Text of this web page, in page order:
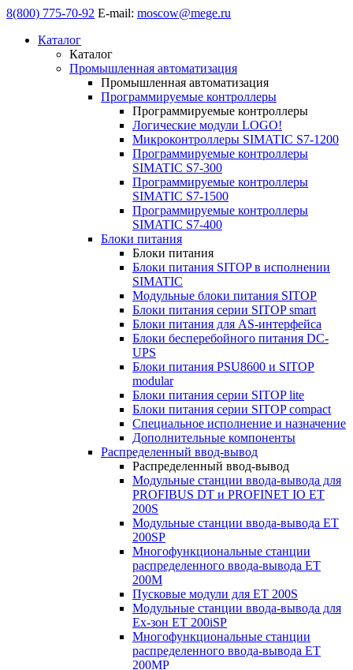
8(800) 775-70-92 E-mail: moscow@mege.ru
Каталог
Каталог
Промышленная автоматизация
Промышленная автоматизация
Программируемые контроллеры
Программируемые контроллеры
Логические модули LOGO!
Микроконтроллеры SIMATIC S7-1200
Программируемые контроллеры
SIMATIC S7-300
Программируемые контроллеры
SIMATIC S7-1500
Программируемые контроллеры
SIMATIC S7-400
Блоки питания
Блоки питания
Блоки питания SITOP в исполнении
SIMATIC
Модульные блоки питания SITOP
Блоки питания серии SITOP smart
Блоки питания для AS-интерфейса
Блоки бесперебойного питания DC-
UPS
Блоки питания PSU8600 и SITOP
modular
Блоки питания серии SITOP lite
Блоки питания серии SITOP compact
Специальное исполнение и назначение
Дополнительные компоненты
Распределенный ввод-вывод
Распределенный ввод-вывод
Модульные станции ввода-вывода для
PROFIBUS DT и PROFINET IO ET
200S
Модульные станции ввода-вывода ET
200SP
Многофункциональные станции
распределенного ввода-вывода ET
200M
Пусковые модули для ET 200S
Модульные станции ввода-вывода для
Ex-зон ET 200iSP
Многофункциональные станции
распределенного ввода-вывода ET
200MP